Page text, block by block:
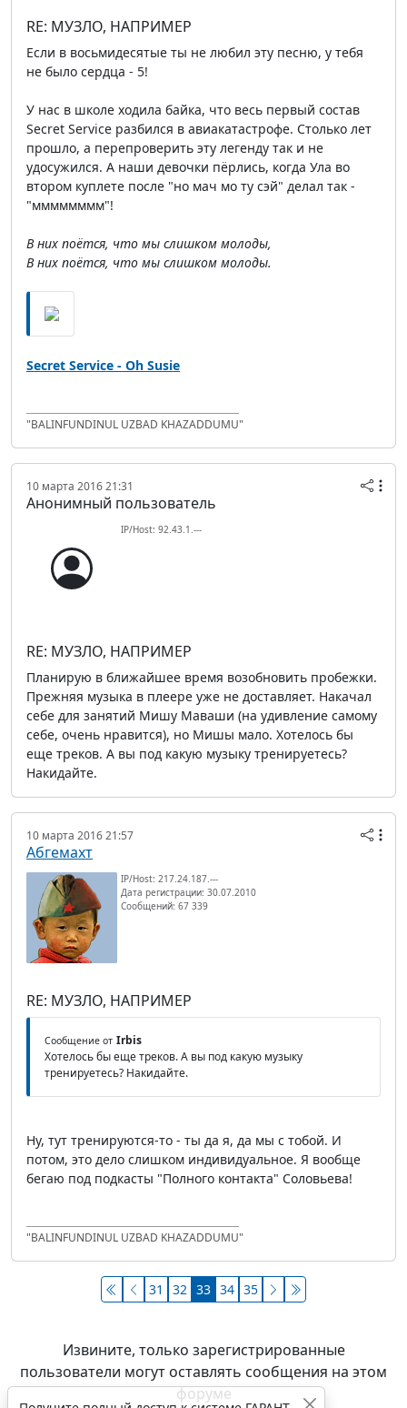
RE: МУЗЛО, НАПРИМЕР
Если в восьмидесятые ты не любил эту песню, у тебя
не было сердца - 5!
У нас в школе ходила байка, что весь первый состав
Secret Service разбился в авиакатастрофе. Столько лет
прошло, а перепроверить эту легенду так и не
удосужился. А наши девочки пёрлись, когда Ула во
втором куплете после "но мач мо ту сэй" делал так -
"мммммммм"!
В них поётся, что мы слишком молоды,
В них поётся, что мы слишком молоды.
Secret Service - Oh Susie
"BALINFUNDINUL UZBAD KHAZADDUMU"
10 марта 2016 21:31
Анонимный пользователь
IP/Host: 92.43.1.---
RE: МУЗЛО, НАПРИМЕР
Планирую в ближайшее время возобновить пробежки.
Прежняя музыка в плеере уже не доставляет. Накачал
себе для занятий Мишу Маваши (на удивление самому
себе, очень нравится), но Мишы мало. Хотелось бы
еще треков. А вы под какую музыку тренируетесь?
Накидайте.
10 марта 2016 21:57
Абгемахт
IP/Host: 217.24.187.---
Дата регистрации: 30.07.2010
Сообщений: 67 339
RE: МУЗЛО, НАПРИМЕР
Сообщение от Irbis
Хотелось бы еще треков. А вы под какую музыку
тренируетесь? Накидайте.
Ну, тут тренируются-то - ты да я, да мы с тобой. И
потом, это дело слишком индивидуальное. Я вообще
бегаю под подкасты "Полного контакта" Соловьева!
"BALINFUNDINUL UZBAD KHAZADDUMU"
31 32 33 34 35
Извините, только зарегистрированные
пользователи могут оставлять сообщения на этом
форуме